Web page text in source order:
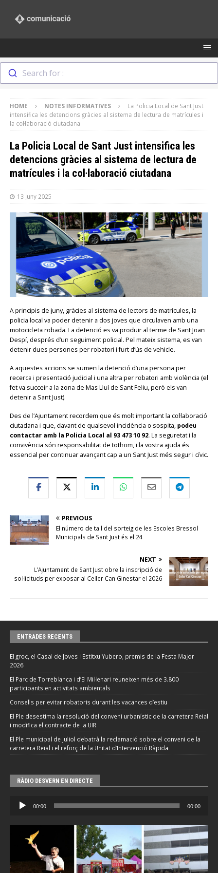
Search for :
HOME NOTES INFORMATIVES
La Policia Local de Sant Just
intensifica les detencions gràcies al sistema de lectura de matrícules i
la col·laboració ciutadana
La Policia Local de Sant Just intensifica les
detencions gràcies al sistema de lectura de
matrícules i la col·laboració ciutadana
13 juny 2025
A principis de juny, gràcies al sistema de lectors de matrícules, la
policia local va poder detenir a dos joves que circulaven amb una
motocicleta robada. La detenció es va produir al terme de Sant Joan
Despí, després d’un seguiment policial. Pel mateix sistema, es van
detenir dues persones per robatori i furt d’ús de vehicle.
A aquestes accions se sumen la detenció d’una persona per
recerca i presentació judicial i una altra per robatori amb violència (el
fet va succeir a la zona de Mas Lluí de Sant Feliu, però els van
detenir a Sant Just).
Des de l’Ajuntament recordem que és molt important la col·laboració
ciutadana i que, davant de qualsevol incidència o sospita, podeu
contactar amb la Policia Local al 93 473 10 92. La seguretat i la
convivència són responsabilitat de tothom, i la vostra ajuda és
essencial per continuar avançant cap a un Sant Just més segur i cívic.
PREVIOUS
El número de tall del sorteig de les Escoles Bressol
Municipals de Sant Just és el 24
NEXT
L’Ajuntament de Sant Just obre la inscripció de
sol·licituds per exposar al Celler Can Ginestar el 2026
ENTRADES RECENTS
El groc, el Casal de Joves i Estitxu Yubero, premis de la Festa Major
2026
El Parc de Torreblanca i d’El Mil·lenari reuneixen més de 3.800
participants en activitats ambientals
Consells per evitar robatoris durant les vacances d’estiu
El Ple desestima la resolució del conveni urbanístic de la carretera Reial
i modifica el contracte de la UIR
El Ple municipal de juliol debatrà la reclamació sobre el conveni de la
carretera Reial i el reforç de la Unitat d’Intervenció Ràpida
RÀDIO DESVERN EN DIRECTE
Reproductor
d'àudio
00:00 00:00